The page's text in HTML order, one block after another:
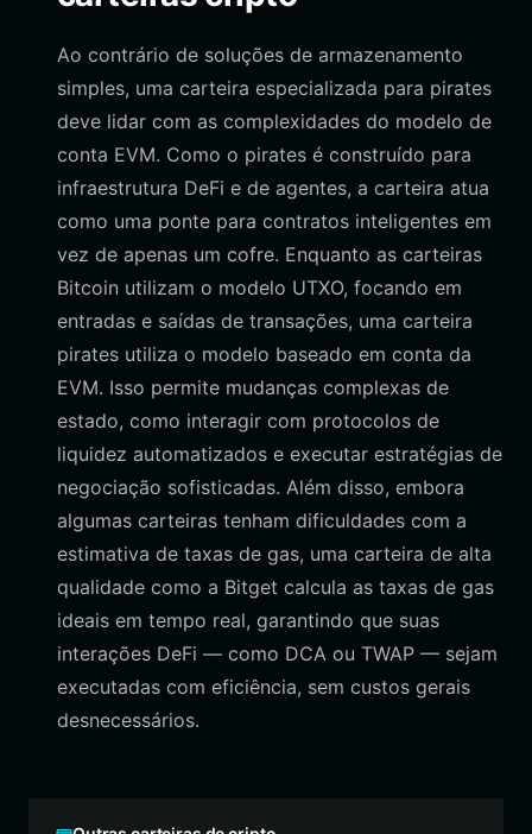
Ao contrário de soluções de armazenamento
simples, uma carteira especializada para pirates
deve lidar com as complexidades do modelo de
conta EVM. Como o pirates é construído para
infraestrutura DeFi e de agentes, a carteira atua
como uma ponte para contratos inteligentes em
vez de apenas um cofre. Enquanto as carteiras
Bitcoin utilizam o modelo UTXO, focando em
entradas e saídas de transações, uma carteira
pirates utiliza o modelo baseado em conta da
EVM. Isso permite mudanças complexas de
estado, como interagir com protocolos de
liquidez automatizados e executar estratégias de
negociação sofisticadas. Além disso, embora
algumas carteiras tenham dificuldades com a
estimativa de taxas de gas, uma carteira de alta
qualidade como a Bitget calcula as taxas de gas
ideais em tempo real, garantindo que suas
interações DeFi — como DCA ou TWAP — sejam
executadas com eficiência, sem custos gerais
desnecessários.